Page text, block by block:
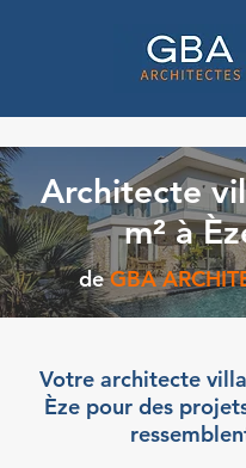
Architecte
m² à
de GBA
Votre architecte
Èze pour des